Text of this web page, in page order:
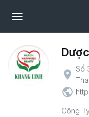
place Số
public
Công